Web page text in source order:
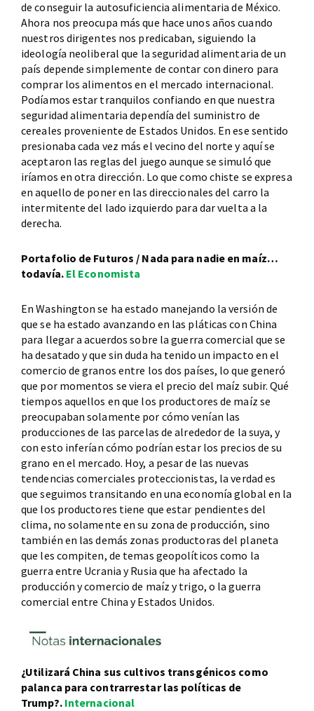
de conseguir la autosuficiencia alimentaria de México.
Ahora nos preocupa más que hace unos años cuando
nuestros dirigentes nos predicaban, siguiendo la
ideología neoliberal que la seguridad alimentaria de un
país depende simplemente de contar con dinero para
comprar los alimentos en el mercado internacional.
Podíamos estar tranquilos confiando en que nuestra
seguridad alimentaria dependía del suministro de
cereales proveniente de Estados Unidos. En ese sentido
presionaba cada vez más el vecino del norte y aquí se
aceptaron las reglas del juego aunque se simuló que
iríamos en otra dirección. Lo que como chiste se expresa
en aquello de poner en las direccionales del carro la
intermitente del lado izquierdo para dar vuelta a la
derecha.
Portafolio de Futuros / Nada para nadie en maíz…
todavía.El Economista
En Washington se ha estado manejando la versión de
que se ha estado avanzando en las pláticas con China
para llegar a acuerdos sobre la guerra comercial que se
ha desatado y que sin duda ha tenido un impacto en el
comercio de granos entre los dos países, lo que generó
que por momentos se viera el precio del maíz subir. Qué
tiempos aquellos en que los productores de maíz se
preocupaban solamente por cómo venían las
producciones de las parcelas de alrededor de la suya, y
con esto inferían cómo podrían estar los precios de su
grano en el mercado. Hoy, a pesar de las nuevas
tendencias comerciales proteccionistas, la verdad es
que seguimos transitando en una economía global en la
que los productores tiene que estar pendientes del
clima, no solamente en su zona de producción, sino
también en las demás zonas productoras del planeta
que les compiten, de temas geopolíticos como la
guerra entre Ucrania y Rusia que ha afectado la
producción y comercio de maíz y trigo, o la guerra
comercial entre China y Estados Unidos.
¿Utilizará China sus cultivos transgénicos como
palanca para contrarrestar las políticas de
Trump?. Internacional